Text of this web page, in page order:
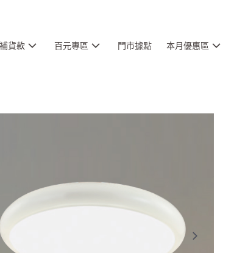
貨款 百元專區 門市據點 本月優惠區